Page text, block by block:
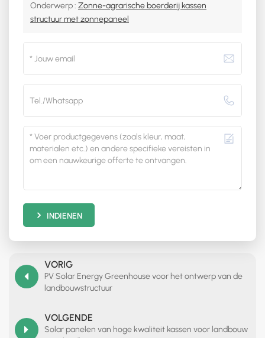
Onderwerp : Zonne-agrarische boerderij kassen
structuur met zonnepaneel
INDIENEN
VORIG
PV Solar Energy Greenhouse voor het ontwerp van de
landbouwstructuur
VOLGENDE
Solar panelen van hoge kwaliteit kassen voor landbouw